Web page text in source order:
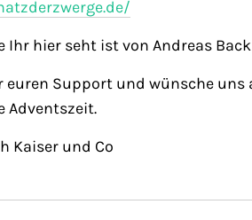
Ihr hier seht ist von Andreas
euren Support und wünsche uns
Adventszeit.
Kaiser und Co